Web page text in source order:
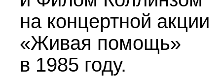
на концертной акции
«Живая помощь»
в 1985 году.